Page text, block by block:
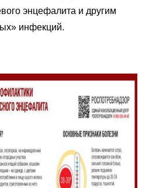
энцефалита и другим
инфекций.